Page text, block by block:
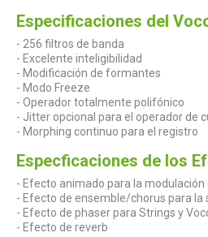
Especificaciones del
- 256 filtros de banda
- Excelente inteligibilidad
- Modificación de formantes
- Modo Freeze
- Operador totalmente polifónico
- Jitter opcional para el operador de
- Morphing continuo para el registro
Especficaciones de los
- Efecto animado para la modulación
- Efecto de ensemble/chorus para la
- Efecto de phaser para Strings y
- Efecto de reverb